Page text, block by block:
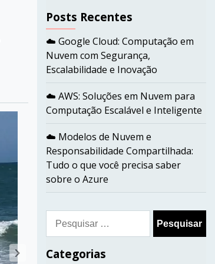
Posts Recentes
☁️ Google Cloud: Computação em
Nuvem com Segurança,
Escalabilidade e Inovação
☁️ AWS: Soluções em Nuvem para
Computação Escalável e Inteligente
☁️ Modelos de Nuvem e
Responsabilidade Compartilhada:
Tudo o que você precisa saber
sobre o Azure
Pesquisar
por:
Categorias